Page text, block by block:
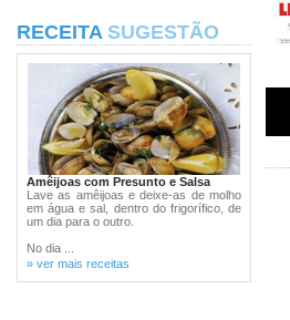
RECEITA SUGESTÃO
Amêijoas com Presunto e Salsa
Lave as amêijoas e deixe-as de molho
em água e sal, dentro do frigorífico, de
um dia para o outro.
No dia ...
» ver mais receitas